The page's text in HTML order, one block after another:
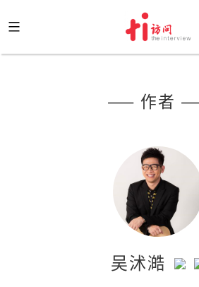
to
content
—— 作者
吴沭澔